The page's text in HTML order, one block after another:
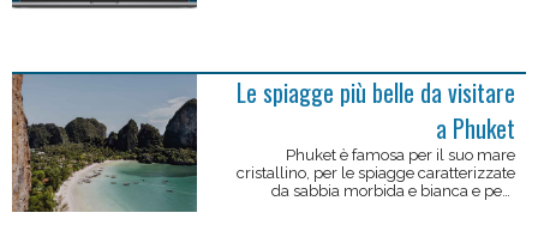
Le spiagge più belle da visitare
a Phuket
Phuket è famosa per il suo mare
cristallino, per le spiagge caratterizzate
da sabbia morbida e bianca e per i